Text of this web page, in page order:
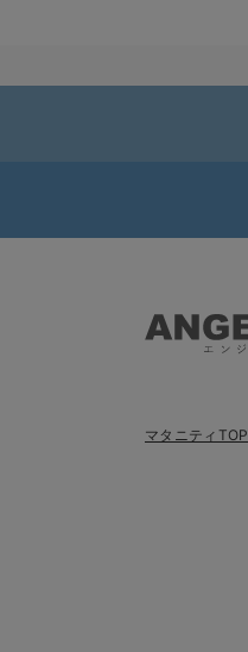
マタニティTOP